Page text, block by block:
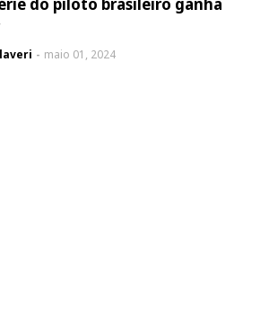
maio 01, 2024